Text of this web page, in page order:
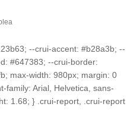
--crui-accent: #b28a3b; --
#647383; --crui-border:
max-width: 980px; margin: 0
family: Arial, Helvetica, sans-
1.68; } .crui-report, .crui-report